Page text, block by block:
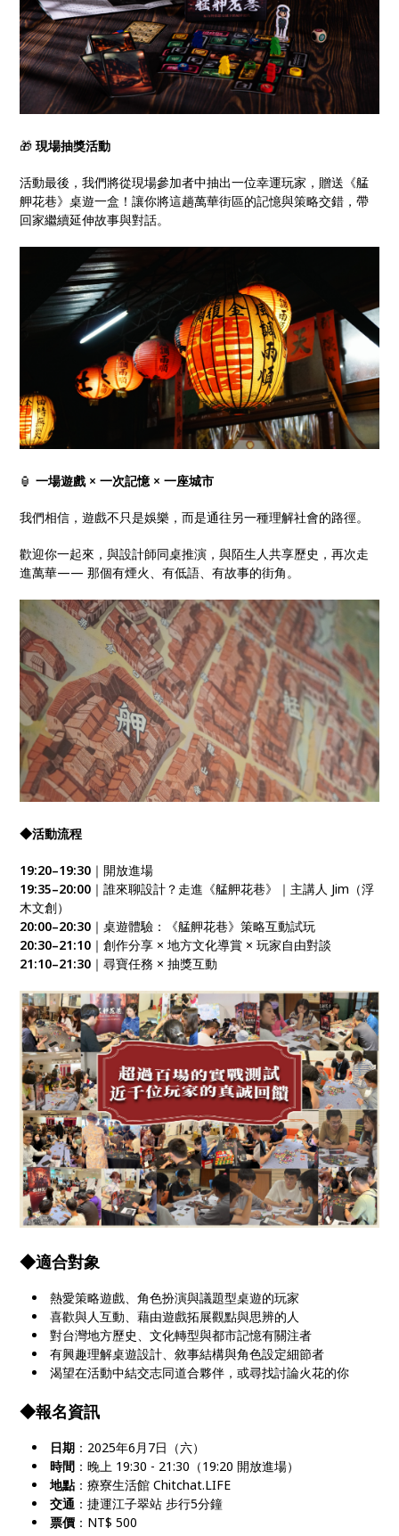
🎁 現場抽獎活動
活動最後，我們將從現場參加者中抽出一位幸運玩家，贈送《艋
舺花巷》桌遊一盒！讓你將這趟萬華街區的記憶與策略交錯，帶
回家繼續延伸故事與對話。
🏮 一場遊戲 × 一次記憶 × 一座城市
我們相信，遊戲不只是娛樂，而是通往另一種理解社會的路徑。
歡迎你一起來，與設計師同桌推演，與陌生人共享歷史，再次走
進萬華—— 那個有煙火、有低語、有故事的街角。
◆活動流程
19:20–19:30 ｜開放進場
19:35–20:00 ｜誰來聊設計？走進《艋舺花巷》｜主講人 Jim（浮
木文創）
20:00–20:30 ｜桌遊體驗：《艋舺花巷》策略互動試玩
20:30–21:10 ｜創作分享 × 地方文化導賞 × 玩家自由對談
21:10–21:30 ｜尋寶任務 × 抽獎互動
◆適合對象
熱愛策略遊戲、角色扮演與議題型桌遊的玩家
喜歡與人互動、藉由遊戲拓展觀點與思辨的人
對台灣地方歷史、文化轉型與都市記憶有關注者
有興趣理解桌遊設計、敘事結構與角色設定細節者
渴望在活動中結交志同道合夥伴，或尋找討論火花的你
◆報名資訊
日期 ：2025年6月7日（六）
時間 ：晚上 19:30 - 21:30（19:20 開放進場）
地點：療寮生活館 Chitchat.LIFE
交通 ：捷運江子翠站 步行5分鐘
票價 ：NT$ 500